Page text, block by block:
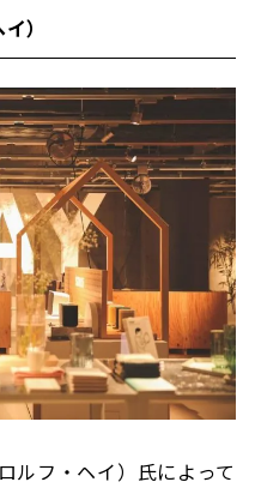
）
ルフ・ヘイ）氏によって